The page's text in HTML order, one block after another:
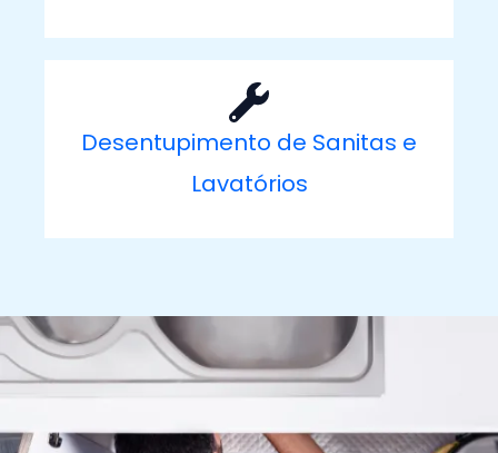
Desentupimento de Sanitas e
Lavatórios